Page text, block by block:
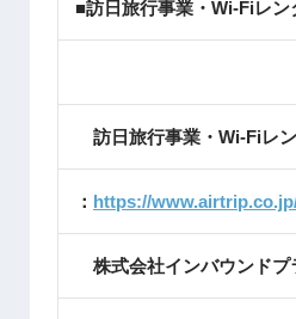
■訪日旅行事業・Wi-Fiレン
訪日旅行事業・Wi-Fiレ
： https://
株式会社インバウンドプ